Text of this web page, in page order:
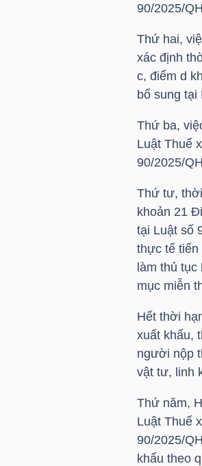
90/2025/
Thứ hai,
xác định
c, điểm d
bổ sung tại
Thứ ba,
Luật Thuế
90/2025/
Thứ tư,
khoản 21
tại Luật số
thực tế tiến
làm thủ tục
mục miễn
Hết thời
xuất khẩu,
người nộp
vật tư, linh
Thứ năm,
Luật Thuế
90/2025/
khẩu theo